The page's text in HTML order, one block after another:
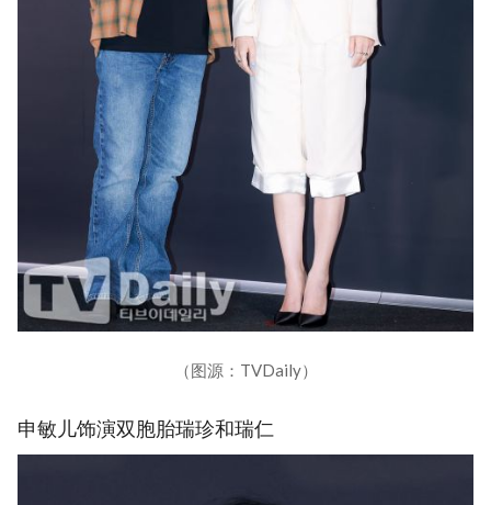
（图源：TVDaily）
申敏儿饰演双胞胎瑞珍和瑞仁